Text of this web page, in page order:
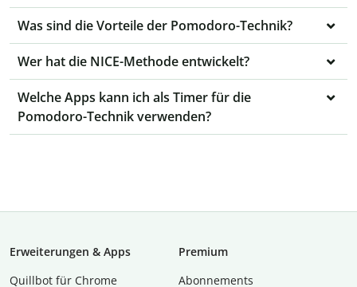
Was sind die Vorteile der Pomodoro-Technik?
Wer hat die NICE-Methode entwickelt?
Welche Apps kann ich als Timer für die
Pomodoro-Technik verwenden?
Erweiterungen & Apps
Quillbot für Chrome
Premium
Abon­ne­ments